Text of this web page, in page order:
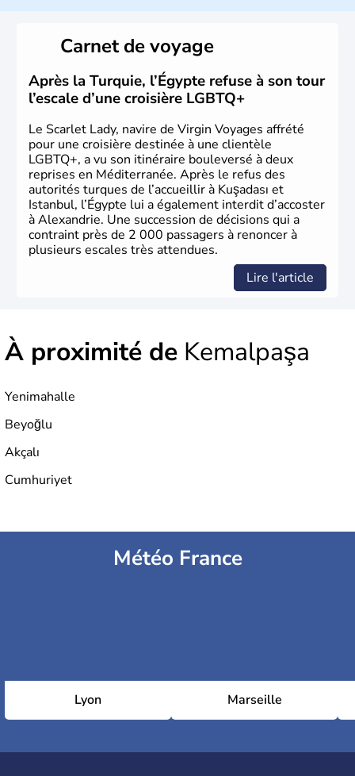
qui constitueront en 1299 les fondations de l'Empire
ottoman. Après avoir rattaché l'Anatolie et la Thrace
orientale au territoire turc, la République est proclamée
le 29 octobre 1923. Ankara remplace alors Istanbul au
titre de capitale du pays.
Carnet de voyage
Après la Turquie, l’Égypte refuse à son tour
l’escale d’une croisière LGBTQ+
Le Scarlet Lady, navire de Virgin Voyages affrété
pour une croisière destinée à une clientèle
LGBTQ+, a vu son itinéraire bouleversé à deux
reprises en Méditerranée. Après le refus des
autorités turques de l’accueillir à Kuşadası et
Istanbul, l’Égypte lui a également interdit d’accoster
à Alexandrie. Une succession de décisions qui a
contraint près de 2 000 passagers à renoncer à
plusieurs escales très attendues.
Lire l'article
À proximité de Kemalpaşa
Yenimahalle
Beyoğlu
Akçalı
Cumhuriyet
Météo France
Lyon Marseille